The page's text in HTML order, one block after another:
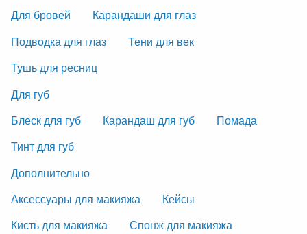
Для бровей
Карандаши для глаз
Подводка для глаз
Тени для век
Тушь для ресниц
Для губ
Блеск для губ
Карандаш для губ
Помада
Тинт для губ
Дополнительно
Аксессуары для макияжа
Кейсы
Кисть для макияжа
Спонж для макияжа